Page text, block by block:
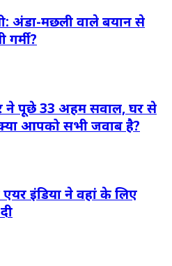
अंडा-मछली वाले बयान से
ने पूछे 33 अहम सवाल, घर से
आपको सभी जवाब है?
इंडिया ने वहां के लिए